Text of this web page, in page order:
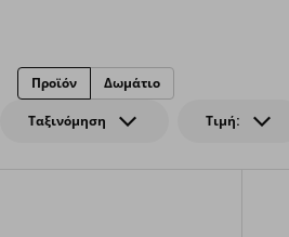
Ταξινόμηση Τιμή:
Προϊόν Δωμάτιο